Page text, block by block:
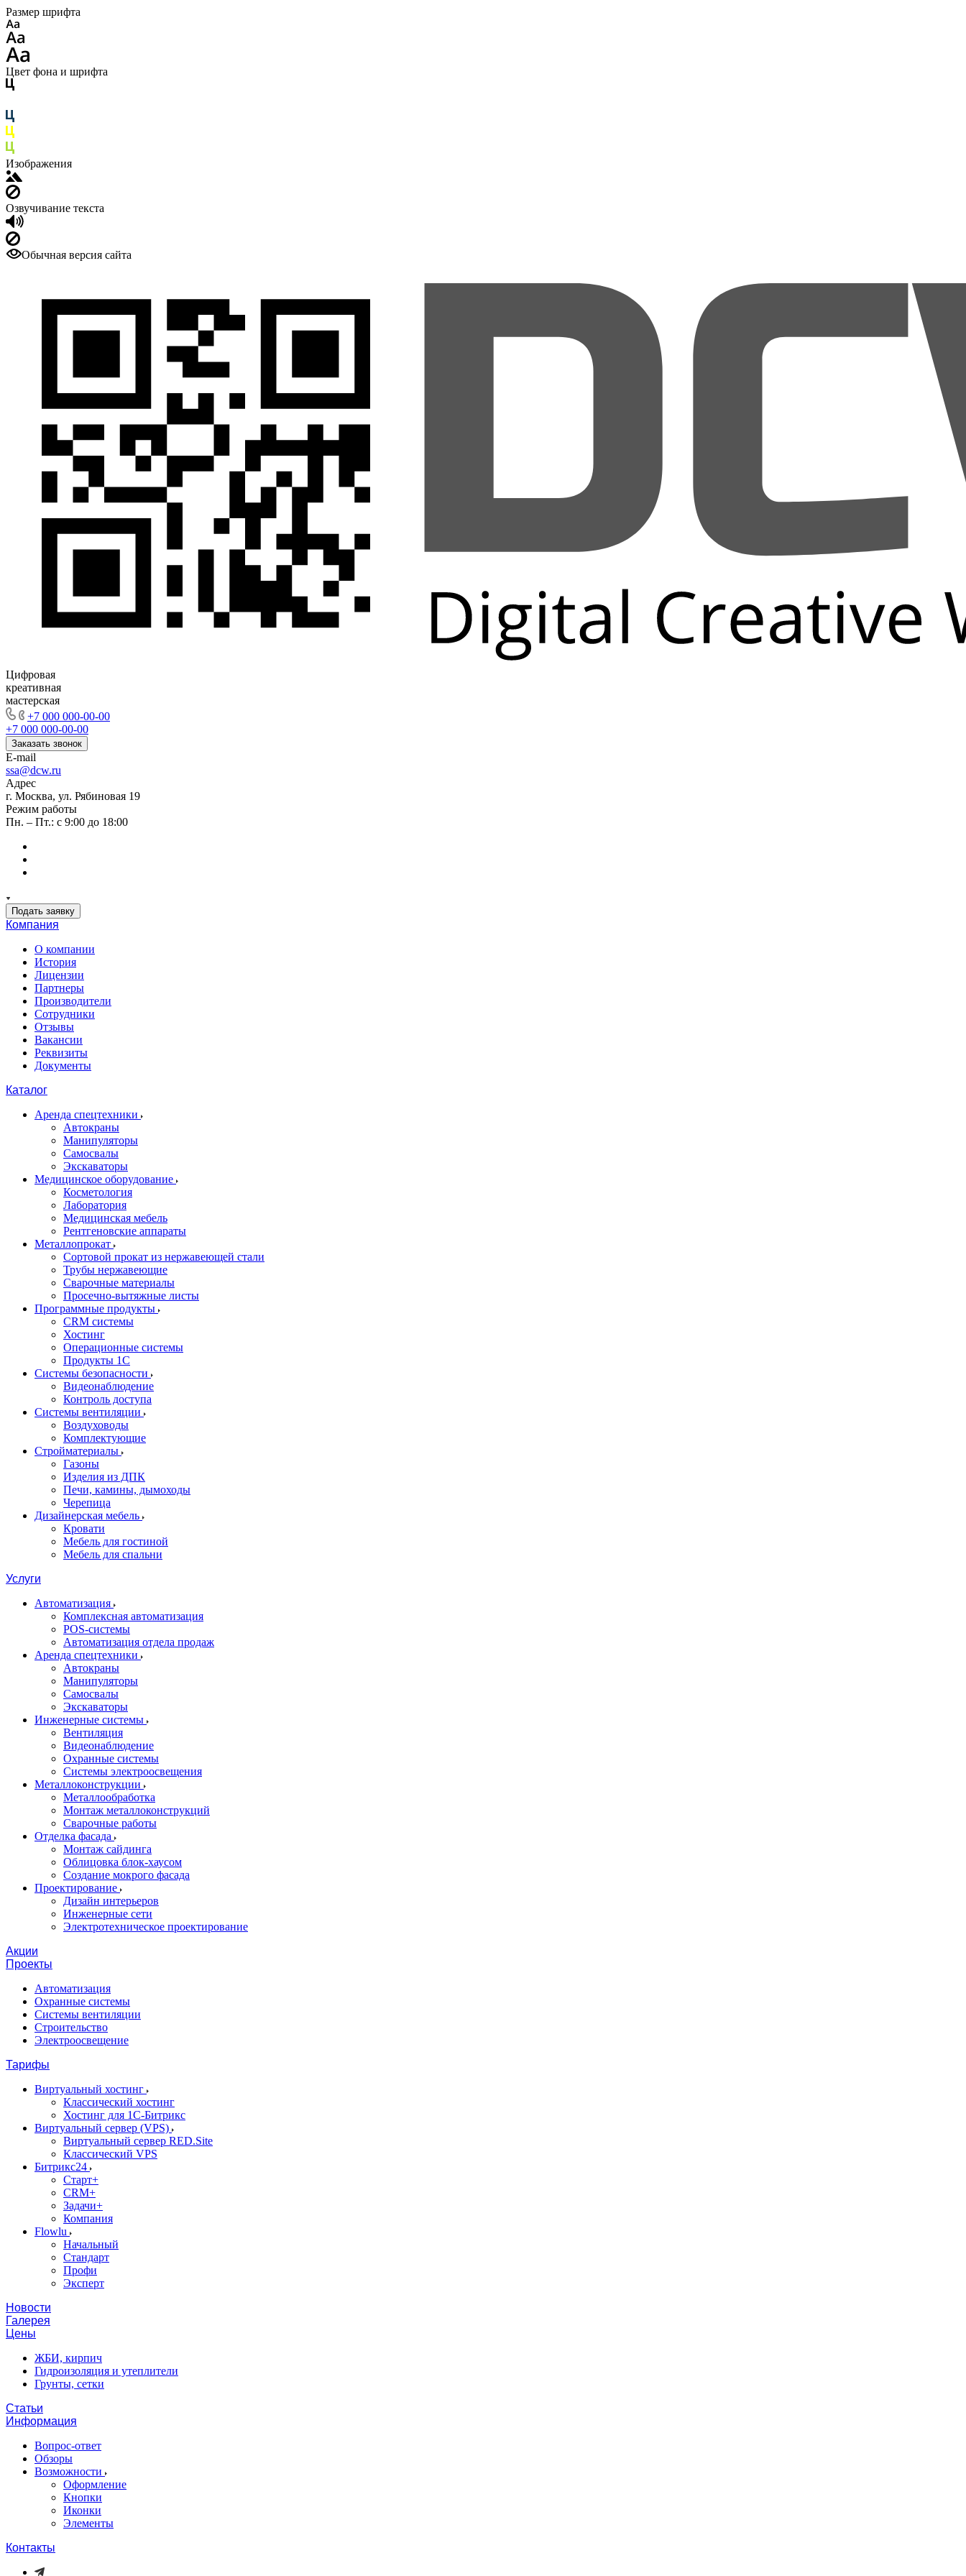
Размер шрифта
Цвет фона и шрифта
Изображения
Озвучивание текста
Обычная версия сайта
Цифровая
креативная
мастерская
+7 000 000-00-00
+7 000 000-00-00
Заказать звонок
E-mail
ssa@dcw.ru
Адрес
г. Москва, ул. Рябиновая 19
Режим работы
Пн. – Пт.: с 9:00 до 18:00
Подать заявку
Компания
О компании
История
Лицензии
Партнеры
Производители
Сотрудники
Отзывы
Вакансии
Реквизиты
Документы
Каталог
Аренда спецтехники
Автокраны
Манипуляторы
Самосвалы
Экскаваторы
Медицинское оборудование
Косметология
Лаборатория
Медицинская мебель
Рентгеновские аппараты
Металлопрокат
Сортовой прокат из нержавеющей стали
Трубы нержавеющие
Сварочные материалы
Просечно-вытяжные листы
Программные продукты
CRM системы
Хостинг
Операционные системы
Продукты 1С
Системы безопасности
Видеонаблюдение
Контроль доступа
Системы вентиляции
Воздуховоды
Комплектующие
Стройматериалы
Газоны
Изделия из ДПК
Печи, камины, дымоходы
Черепица
Дизайнерская мебель
Кровати
Мебель для гостиной
Мебель для спальни
Услуги
Автоматизация
Комплексная автоматизация
POS-системы
Автоматизация отдела продаж
Аренда спецтехники
Автокраны
Манипуляторы
Самосвалы
Экскаваторы
Инженерные системы
Вентиляция
Видеонаблюдение
Охранные системы
Системы электроосвещения
Металлоконструкции
Металлообработка
Монтаж металлоконструкций
Сварочные работы
Отделка фасада
Монтаж сайдинга
Облицовка блок-хаусом
Создание мокрого фасада
Проектирование
Дизайн интерьеров
Инженерные сети
Электротехническое проектирование
Акции
Проекты
Автоматизация
Охранные системы
Системы вентиляции
Строительство
Электроосвещение
Тарифы
Виртуальный хостинг
Классический хостинг
Хостинг для 1С-Битрикс
Виртуальный сервер (VPS)
Виртуальный сервер RED.Site
Классический VPS
Битрикс24
Старт+
CRM+
Задачи+
Компания
Flowlu
Начальный
Стандарт
Профи
Эксперт
Новости
Галерея
Цены
ЖБИ, кирпич
Гидроизоляция и утеплители
Грунты, сетки
Статьи
Информация
Вопрос-ответ
Обзоры
Возможности
Оформление
Кнопки
Иконки
Элементы
Контакты